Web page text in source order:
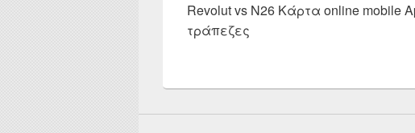
Revolut vs N26 Κάρτα online mobile
τράπεζες